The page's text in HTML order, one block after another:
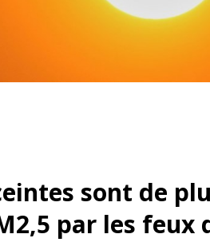
sont de
par les feux